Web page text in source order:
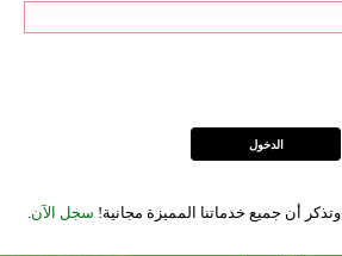
وتذكر أن جميع خدماتنا المميزة مجانية! سجل الآن.